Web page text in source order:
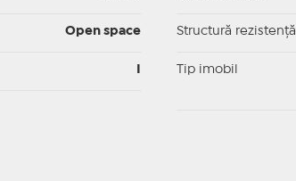
Open space Structură rezistență
Tip imobil